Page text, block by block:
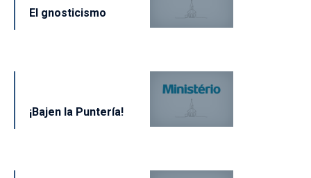
El gnosticismo
¡Bajen la Puntería!